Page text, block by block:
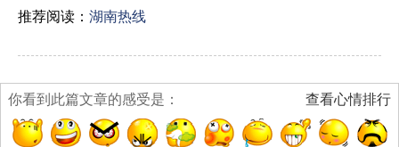
推荐阅读： 湖南热线
查看心情排行
你看到此篇文章的感受是：